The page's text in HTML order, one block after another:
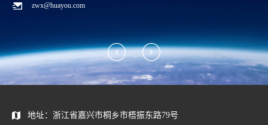
zwx@huayou.com
地址：浙江省嘉兴市桐乡市梧振东路79号